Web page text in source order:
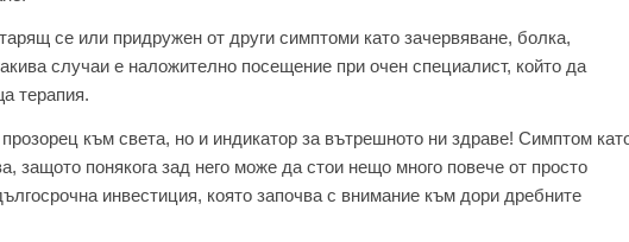
се или придружен от други симптоми като зачервяване, болка,
случаи е наложително посещение при очен специалист, който да
терапия.
към света, но и индикатор за вътрешното ни здраве! Симптом
защото понякога зад него може да стои нещо много повече от просто
инвестиция, която започва с внимание към дори дребните